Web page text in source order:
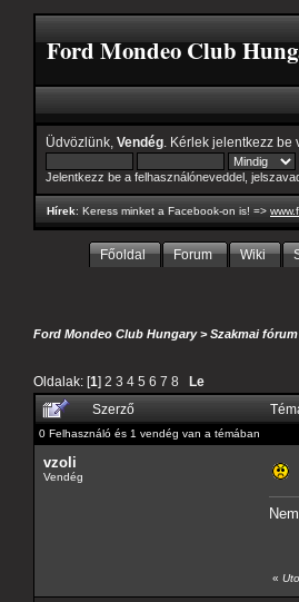
Ford Mondeo Club
Üdvözlünk, Vendég . Kérlek jelentkezz be
Jelentkezz be a felhasználóneveddel,
Hírek: Keress minket a Facebook-on is! =>
Főoldal Forum Wiki
Ford Mondeo Club Hungary>Szakmai fórum
Oldalak: [1] 2 3 4 5 6 7 8 Le
Szerző
0 Felhasználó és 1 vendég van a témában
vzoli
Vendég
«